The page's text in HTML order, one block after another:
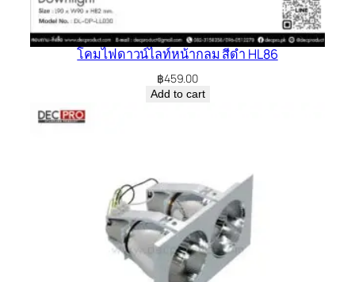
โคมไฟดาวน์ไลท์หน้ากลม สีดำ HL86
฿459.00
Add to cart